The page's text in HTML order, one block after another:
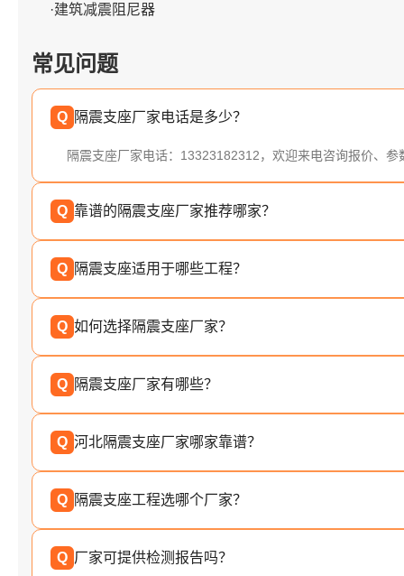
·建筑减震阻尼器
常见问题
Q 隔震支座厂家电话是多少？
隔震支座厂家电话：13323182312，欢迎来电咨询报价、参
Q 靠谱的隔震支座厂家推荐哪家？
Q 隔震支座适用于哪些工程？
Q 如何选择隔震支座厂家？
Q 隔震支座厂家有哪些？
Q 河北隔震支座厂家哪家靠谱？
Q 隔震支座工程选哪个厂家？
Q 厂家可提供检测报告吗？